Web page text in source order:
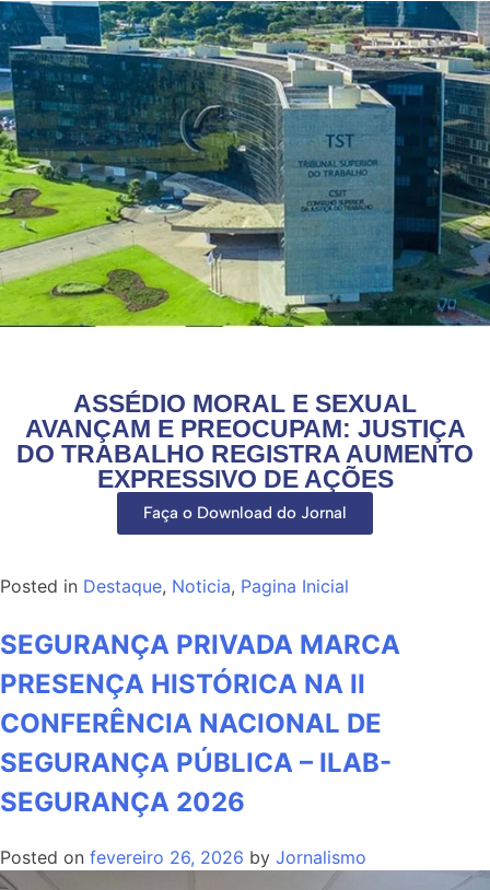
ASSÉDIO MORAL E SEXUAL
AVANÇAM E PREOCUPAM: JUSTIÇA
DO TRABALHO REGISTRA AUMENTO
EXPRESSIVO DE AÇÕES
Faça o Download do Jornal
Posted in Destaque, Noticia, Pagina Inicial
SEGURANÇA PRIVADA MARCA
PRESENÇA HISTÓRICA NA II
CONFERÊNCIA NACIONAL DE
SEGURANÇA PÚBLICA – ILAB-
SEGURANÇA 2026
Posted on fevereiro 26, 2026 by Jornalismo